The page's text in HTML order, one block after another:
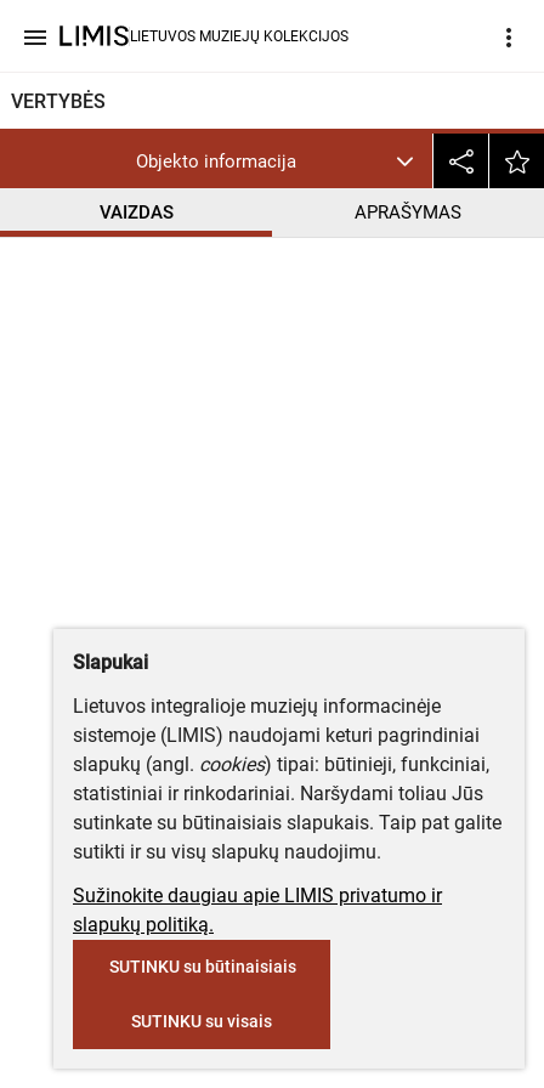
menu LIETUVOS MUZIEJŲ KOLEKCIJOS more_vert
VERTYBĖS
Objekto informacija
VAIZDAS APRAŠYMAS
CC BY-NC-ND
Slapukai
Lietuvos integralioje muziejų informacinėje
sistemoje (LIMIS) naudojami keturi pagrindiniai
slapukų (angl. cookies) tipai: būtinieji, funkciniai,
statistiniai ir rinkodariniai. Naršydami toliau Jūs
sutinkate su būtinaisiais slapukais. Taip pat galite
sutikti ir su visų slapukų naudojimu.
Sužinokite daugiau apie LIMIS privatumo ir
slapukų politiką.
SUTINKU su būtinaisiais
SUTINKU su visais